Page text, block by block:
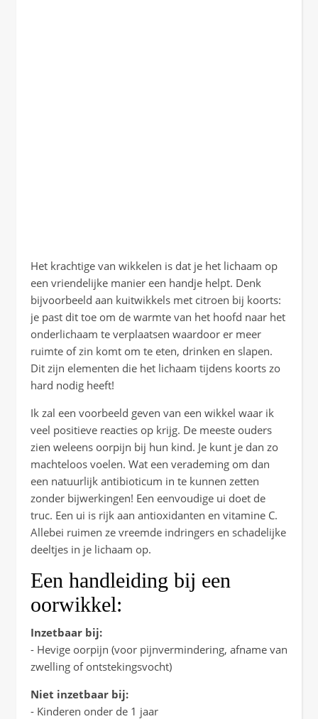
Het krachtige van wikkelen is dat je het lichaam op
een vriendelijke manier een handje helpt. Denk
bijvoorbeeld aan kuitwikkels met citroen bij koorts:
je past dit toe om de warmte van het hoofd naar het
onderlichaam te verplaatsen waardoor er meer
ruimte of zin komt om te eten, drinken en slapen.
Dit zijn elementen die het lichaam tijdens koorts zo
hard nodig heeft!
Ik zal een voorbeeld geven van een wikkel waar ik
veel positieve reacties op krijg. De meeste ouders
zien weleens oorpijn bij hun kind. Je kunt je dan zo
machteloos voelen. Wat een verademing om dan
een natuurlijk antibioticum in te kunnen zetten
zonder bijwerkingen! Een eenvoudige ui doet de
truc. Een ui is rijk aan antioxidanten en vitamine C.
Allebei ruimen ze vreemde indringers en schadelijke
deeltjes in je lichaam op.
Een handleiding bij een
oorwikkel:
Inzetbaar bij:
- Hevige oorpijn (voor pijnvermindering, afname van
zwelling of ontstekingsvocht)
Niet inzetbaar bij:
- Kinderen onder de 1 jaar